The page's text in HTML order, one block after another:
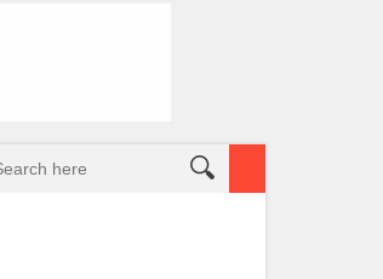
Gembel PPU dan IGTKI Penajam Sukses Gelar